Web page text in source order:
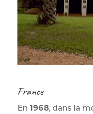
France
En 1968, dans la